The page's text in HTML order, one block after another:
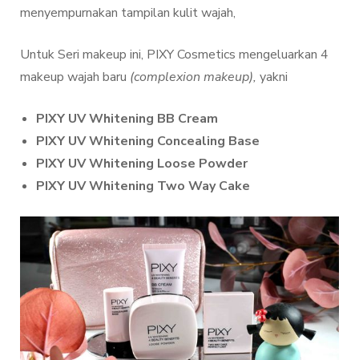
menyempurnakan tampilan kulit wajah,
Untuk Seri makeup ini, PIXY Cosmetics mengeluarkan 4
makeup wajah baru (complexion makeup), yakni
PIXY UV Whitening BB Cream
PIXY UV Whitening Concealing Base
PIXY UV Whitening Loose Powder
PIXY UV Whitening Two Way Cake